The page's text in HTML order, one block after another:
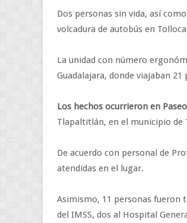
Dos personas sin vida, así
volcadura de autobús en
La unidad con número
Guadalajara, donde viajaban 21
Los hechos ocurrieron en
Tlapaltitlán, en el municipio de
De acuerdo con personal de
atendidas en el lugar.
Asimismo, 11 personas fueron
del IMSS, dos al Hospital